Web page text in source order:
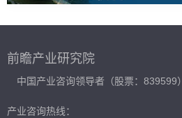
前瞻产业研究院
中国产业咨询领导者（股票：839599）
产业咨询热线：